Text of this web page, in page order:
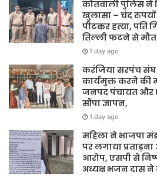
कोतवाली पुलिस ने
खुलासा – चंद रुपयों
पीटकर हत्या, पति
तिल्ली फटने से मौत
1 day ago
करंजिया सरपंच संघ
कार्यमुक्त करने की
जनपद पंचायत और
सौंपा ज्ञापन,
1 day ago
महिला ने भाजपा
पर लगाया
आरोप, एसपी से
अध्यक्ष भजन दास ने